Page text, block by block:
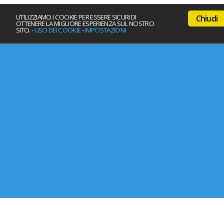
UTILIZZIAMO I COOKIE PER ESSERE SICURI DI
OTTENERE LA MIGLIORE ESPERIENZA SUL NOSTRO
SITO. -USO DEI COOKIE-IMPOSTAZIONI
Chiudi